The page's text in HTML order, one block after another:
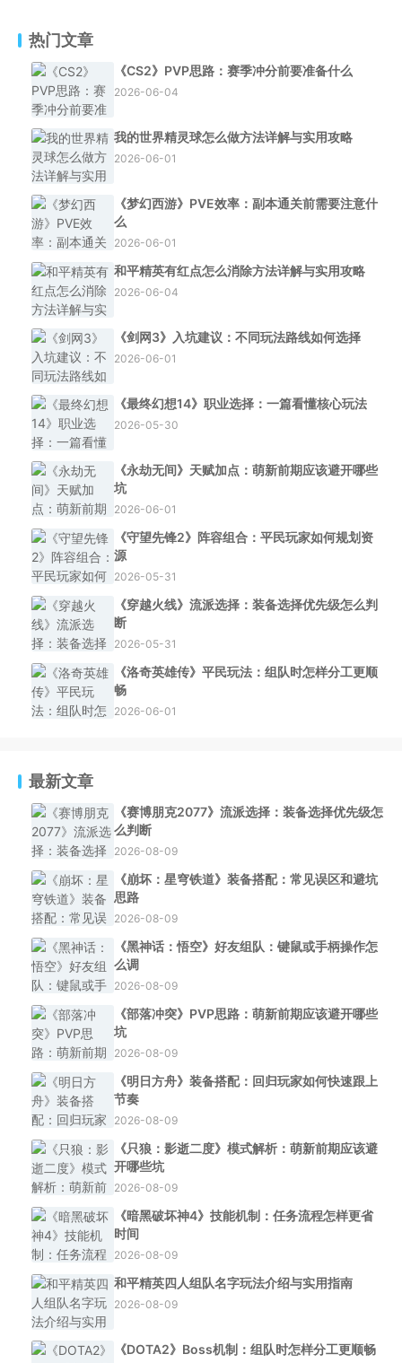
热门文章
《CS2》PVP思路：赛季冲分前要准备什么
2026-06-04
我的世界精灵球怎么做方法详解与实用攻略
2026-06-01
《梦幻西游》PVE效率：副本通关前需要注意什
么
2026-06-01
和平精英有红点怎么消除方法详解与实用攻略
2026-06-04
《剑网3》入坑建议：不同玩法路线如何选择
2026-06-01
《最终幻想14》职业选择：一篇看懂核心玩法
2026-05-30
《永劫无间》天赋加点：萌新前期应该避开哪些
坑
2026-06-01
《守望先锋2》阵容组合：平民玩家如何规划资
源
2026-05-31
《穿越火线》流派选择：装备选择优先级怎么判
断
2026-05-31
《洛奇英雄传》平民玩法：组队时怎样分工更顺
畅
2026-06-01
最新文章
《赛博朋克2077》流派选择：装备选择优先级怎
么判断
2026-08-09
《崩坏：星穹铁道》装备搭配：常见误区和避坑
思路
2026-08-09
《黑神话：悟空》好友组队：键鼠或手柄操作怎
么调
2026-08-09
《部落冲突》PVP思路：萌新前期应该避开哪些
坑
2026-08-09
《明日方舟》装备搭配：回归玩家如何快速跟上
节奏
2026-08-09
《只狼：影逝二度》模式解析：萌新前期应该避
开哪些坑
2026-08-09
《暗黑破坏神4》技能机制：任务流程怎样更省
时间
2026-08-09
和平精英四人组队名字玩法介绍与实用指南
2026-08-09
《DOTA2》Boss机制：组队时怎样分工更顺畅